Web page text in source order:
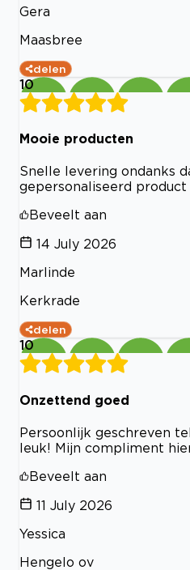
Gera
Maasbree
delen
10
Mooie producten
Snelle levering ondanks
gepersonaliseerd
Beveelt aan
14 July 2026
Marlinde
Kerkrade
delen
10
Onzettend goed
Persoonlijk geschreven
leuk! Mijn compliment
Beveelt aan
11 July 2026
Yessica
Hengelo ov